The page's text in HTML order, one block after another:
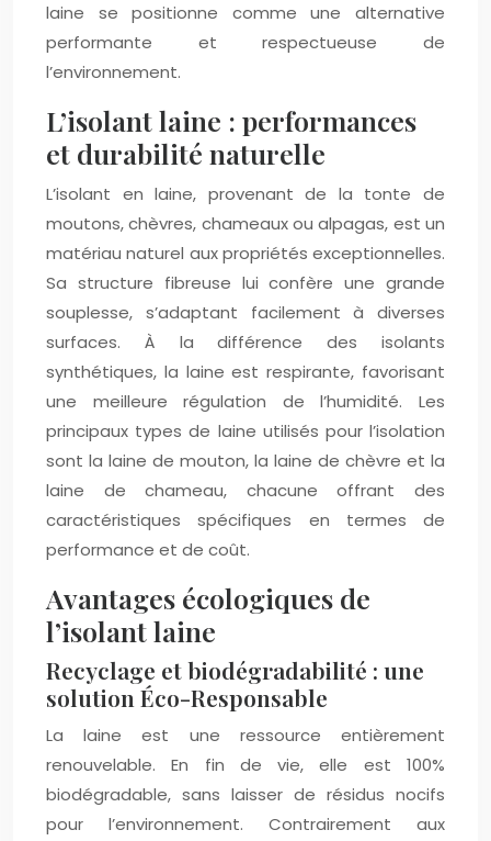
laine se positionne comme une alternative
performante et respectueuse de
l’environnement.
L’isolant laine : performances
et durabilité naturelle
L’isolant en laine, provenant de la tonte de
moutons, chèvres, chameaux ou alpagas, est un
matériau naturel aux propriétés exceptionnelles.
Sa structure fibreuse lui confère une grande
souplesse, s’adaptant facilement à diverses
surfaces. À la différence des isolants
synthétiques, la laine est respirante, favorisant
une meilleure régulation de l’humidité. Les
principaux types de laine utilisés pour l’isolation
sont la laine de mouton, la laine de chèvre et la
laine de chameau, chacune offrant des
caractéristiques spécifiques en termes de
performance et de coût.
Avantages écologiques de
l’isolant laine
Recyclage et biodégradabilité : une
solution Éco-Responsable
La laine est une ressource entièrement
renouvelable. En fin de vie, elle est 100%
biodégradable, sans laisser de résidus nocifs
pour l’environnement. Contrairement aux